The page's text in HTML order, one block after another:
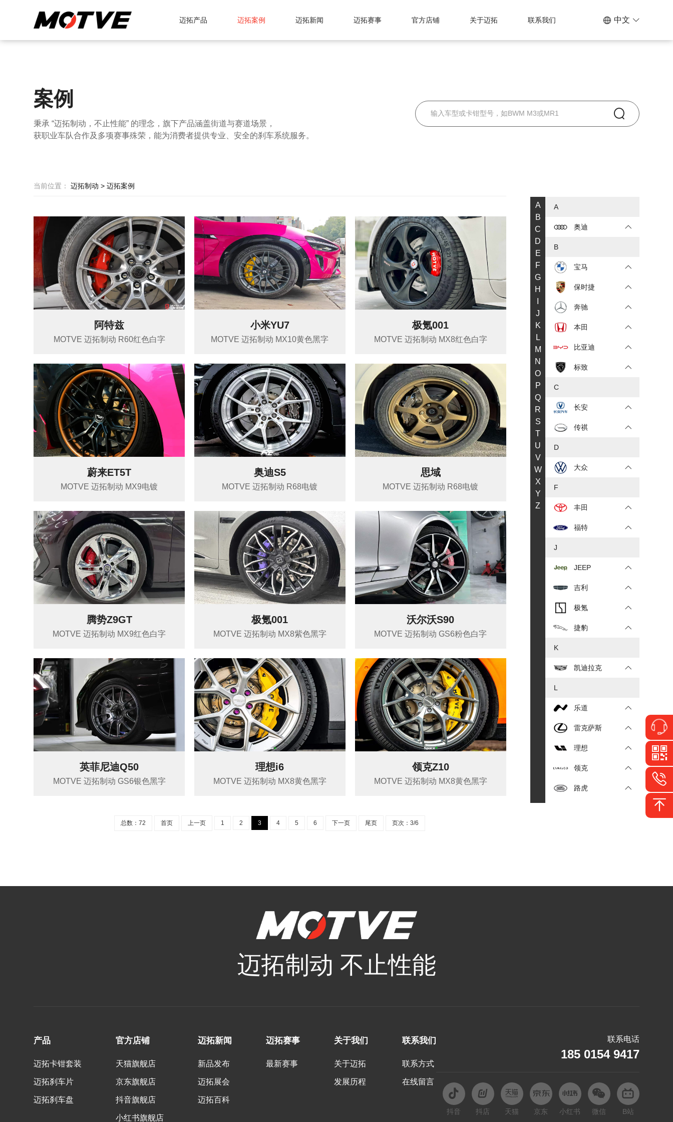
迈拓产品 迈拓案例 迈拓新闻 迈拓赛事 官方店铺 关于迈拓 联系我们 中文
案例
秉承 “迈拓制动，不止性能” 的理念，旗下产品涵盖街道与赛道场景，
获职业车队合作及多项赛事殊荣，能为消费者提供专业、安全的刹车系统服务。
当前位置：迈拓制动 > 迈拓案例
阿特兹
MOTVE 迈拓制动 R60红色白字
小米YU7
MOTVE 迈拓制动 MX10黄色黑字
极氪001
MOTVE 迈拓制动 MX8红色白字
蔚来ET5T
MOTVE 迈拓制动 MX9电镀
奥迪S5
MOTVE 迈拓制动 R68电镀
思域
MOTVE 迈拓制动 R68电镀
腾势Z9GT
MOTVE 迈拓制动 MX9红色白字
极氪001
MOTVE 迈拓制动 MX8紫色黑字
沃尔沃S90
MOTVE 迈拓制动 GS6粉色白字
英菲尼迪Q50
MOTVE 迈拓制动 GS6银色黑字
理想i6
MOTVE 迈拓制动 MX8黄色黑字
领克Z10
MOTVE 迈拓制动 MX8黄色黑字
总数：72 首页 上一页 1 2 3 4 5 6 下一页 尾页 页次：3/6
A
B
C
D
E
F
G
H
J
K
L
M
N
O
P
Q
R
S
T
U
V
W
X
Y
Z
A
奥迪
B
宝马
保时捷
奔驰
本田
比亚迪
标致
C
长安
传祺
D
大众
F
丰田
福特
J
JEEP
吉利
极氪
捷豹
K
凯迪拉克
L
乐道
雷克萨斯
理想
领克
路虎
N
深蓝
坦克
迈拓制动 不止性能
产品
迈拓卡钳套装
迈拓刹车片
迈拓刹车盘
官方店铺
天猫旗舰店
京东旗舰店
抖音旗舰店
小红书旗舰店
迈拓新闻
新品发布
迈拓展会
迈拓百科
迈拓赛事
最新赛事
关于我们
关于迈拓
发展历程
联系我们
联系方式
在线留言
联系电话
185 0154 9417
抖音 抖店 天猫 京东 小红书 微信 B站